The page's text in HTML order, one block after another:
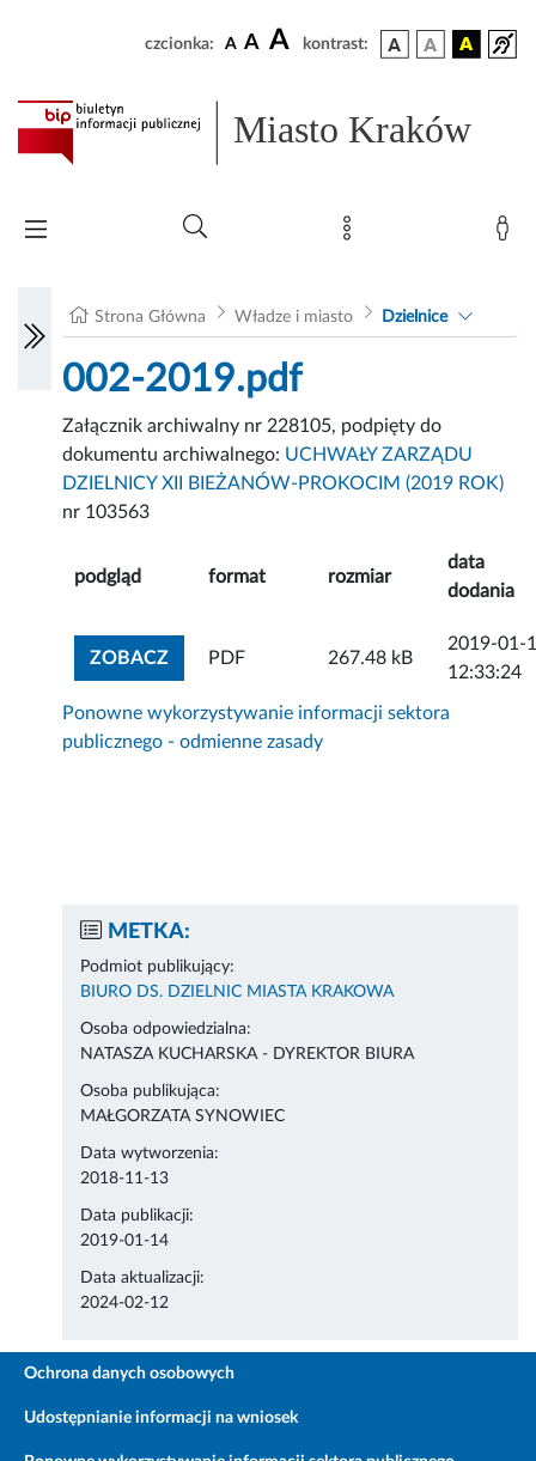
czcionka: A A A kontrast:
Miasto Kraków
Strona Główna Władze i miasto Dzielnice
002-2019.pdf
Załącznik archiwalny nr 228105, podpięty do
dokumentu archiwalnego: UCHWAŁY ZARZĄDU
DZIELNICY XII BIEŻANÓW-PROKOCIM (2019 ROK)
nr 103563
podgląd format rozmiar
data
dodania
ZOBACZZOBACZ ZAŁĄCZNIK
PDF 267.48 kB
2019-01-
12:33:24
Ponowne wykorzystywanie informacji sektora
publicznego - odmienne zasady
METKA:
Podmiot publikujący:
BIURO DS. DZIELNIC MIASTA KRAKOWA
Osoba odpowiedzialna:
NATASZA KUCHARSKA - DYREKTOR BIURA
Osoba publikująca:
MAŁGORZATA SYNOWIEC
Data wytworzenia:
2018-11-13
Data publikacji:
2019-01-14
Data aktualizacji:
2024-02-12
Ochrona danych osobowych
Udostępnianie informacji na wniosek